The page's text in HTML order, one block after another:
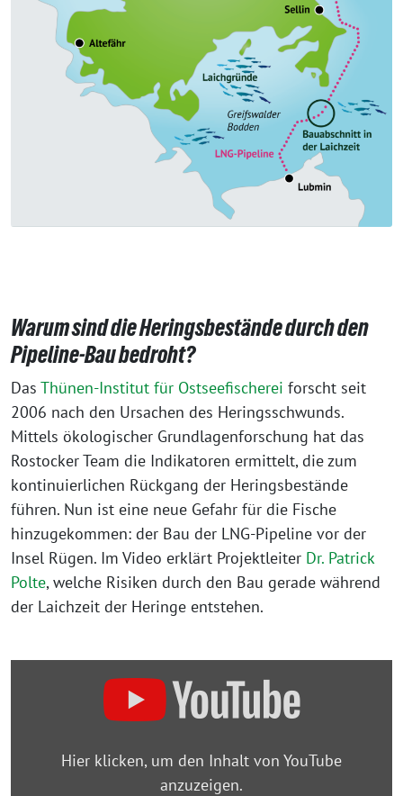
Warum sind die Heringsbestände durch den
Pipeline-Bau bedroht?
Das Thünen-Institut für Ostseefischerei forscht seit
2006 nach den Ursachen des Heringsschwunds.
Mittels ökologischer Grundlagenforschung hat das
Rostocker Team die Indikatoren ermittelt, die zum
kontinuierlichen Rückgang der Heringsbestände
führen. Nun ist eine neue Gefahr für die Fische
hinzugekommen: der Bau der LNG-Pipeline vor der
Insel Rügen. Im Video erklärt Projektleiter Dr. Patrick
Polte, welche Risiken durch den Bau gerade während
der Laichzeit der Heringe entstehen.
Hier klicken, um den Inhalt von YouTube
anzuzeigen.